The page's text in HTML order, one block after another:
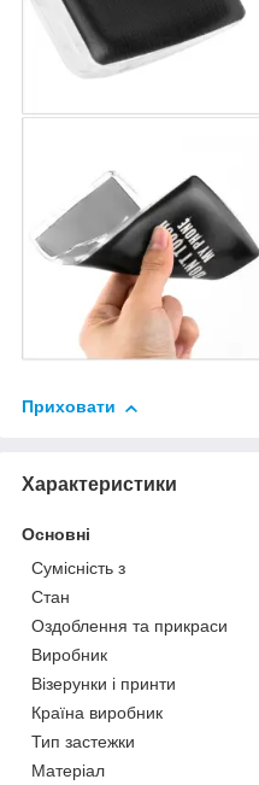
Приховати
Характеристики
Основні
Сумісність з
Стан
Оздоблення та прикраси
Виробник
Візерунки і принти
Країна виробник
Тип застежки
Матеріал